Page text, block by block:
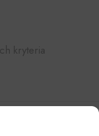
kryteria